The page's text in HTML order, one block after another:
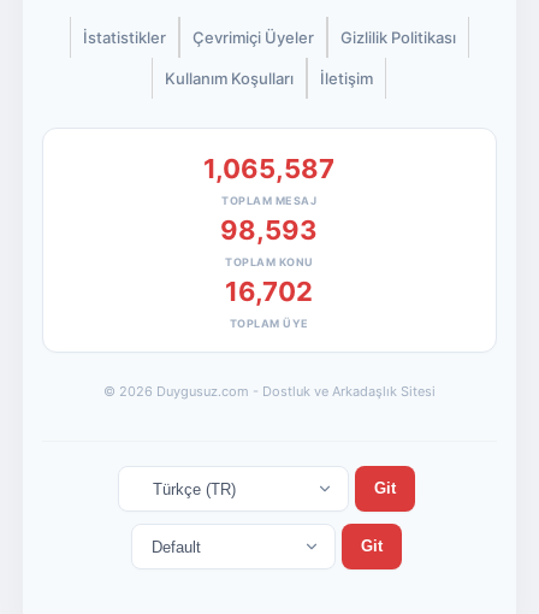
İstatistikler Çevrimiçi Üyeler Gizlilik Politikası
Kullanım Koşulları İletişim
1,065,587
TOPLAM MESAJ
98,593
TOPLAM KONU
16,702
TOPLAM ÜYE
© 2026 Duygusuz.com - Dostluk ve Arkadaşlık Sitesi